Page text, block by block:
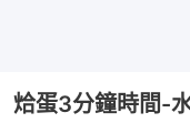
烚蛋3分鐘時間-